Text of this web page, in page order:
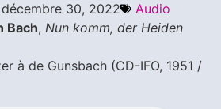
décembre 30, 2022
Audio
Bach, Nun komm, der Heiden
à de Gunsbach (CD-IFO, 1951 /